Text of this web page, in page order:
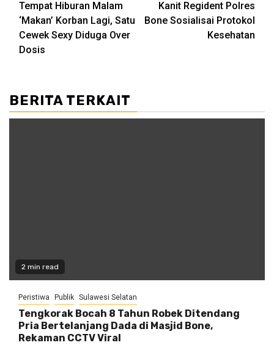
navigation
Tempat Hiburan Malam
‘Makan’ Korban Lagi, Satu
Cewek Sexy Diduga Over
Dosis
Kanit Regident Polres
Bone Sosialisai Protokol
Kesehatan
BERITA TERKAIT
2 min read
Peristiwa Publik Sulawesi Selatan
Tengkorak Bocah 8 Tahun Robek Ditendang
Pria Bertelanjang Dada di Masjid Bone,
Rekaman CCTV Viral